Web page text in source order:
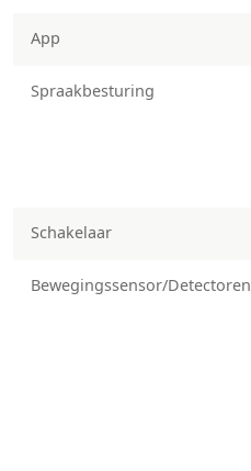
App
Spraakbesturing
Schakelaar
Bewegingssensor/Detectoren